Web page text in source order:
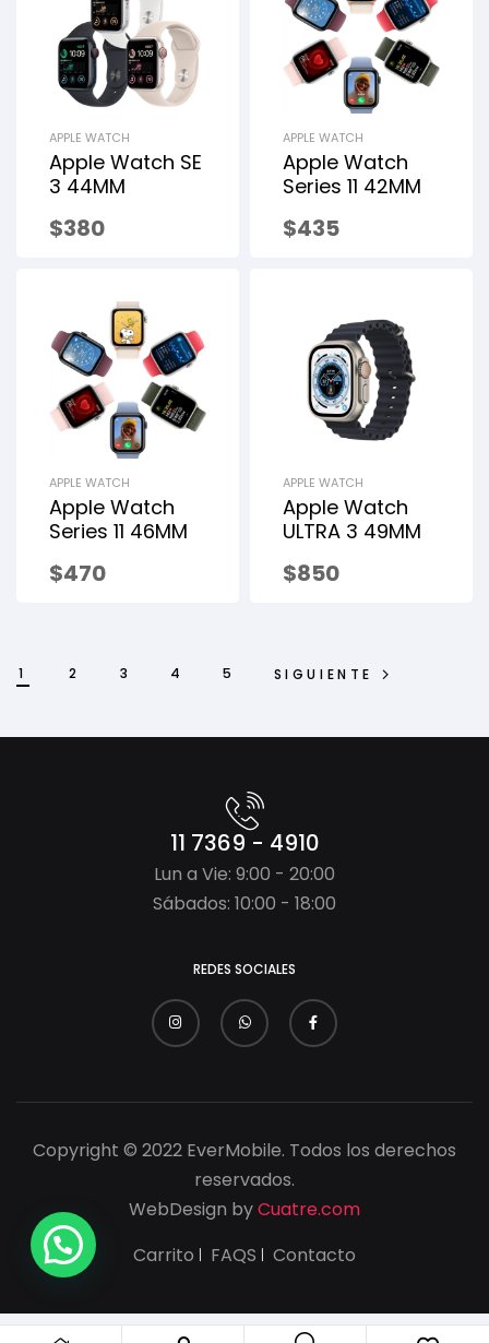
APPLE WATCH
Apple Watch SE
3 44MM
$380
APPLE WATCH
Apple Watch
Series 11 42MM
$435
APPLE WATCH
Apple Watch
Series 11 46MM
$470
APPLE WATCH
Apple Watch
ULTRA 3 49MM
$850
1 2 3 4 5 SIGUIENTE
11 7369 - 4910
Lun a Vie: 9:00 - 20:00
Sábados: 10:00 - 18:00
REDES SOCIALES
Copyright © 2022 EverMobile. Todos los derechos
reservados.
WebDesign byCuatre.com
Carrito
FAQS Contacto